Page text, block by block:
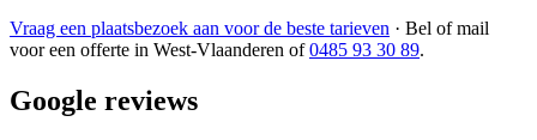
Vraag een plaatsbezoek aan voor de beste tarieven · Bel of mail
voor een offerte in West-Vlaanderen of 0485 93 30 89.
Google reviews